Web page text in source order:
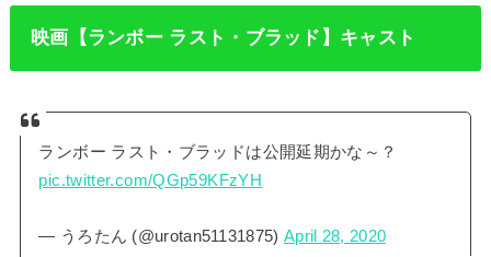
映画【ランボー ラスト・ブラッド】キャスト
ランボー ラスト・ブラッドは公開延期かな～？
pic.twitter.com/QGp59KFzYH
— うろたん (@urotan51131875) April 28, 2020